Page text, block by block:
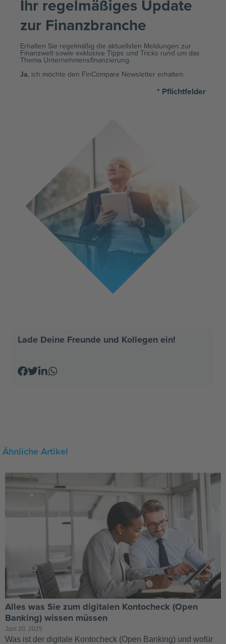
Ihr regelmäßiges Update
zur Finanzbranche ​
Erhalten Sie regelmäßig die aktuellsten Meldungen zur
Finanzwelt sowie exklusive Tipps und Tricks rund um das
Thema Unternehmensfinanzierung.
Ja, ich möchte den FinCompare Newsletter erhalten.
* Pflichtfelder
Lade Deine Freunde und Kollegen ein!
Ähnliche Artikel
Alles was Sie zum digitalen Kontocheck (Open
Banking) wissen müssen
Juni 20, 2025
Was ist der digitale Kontocheck (Open Banking) und wofür